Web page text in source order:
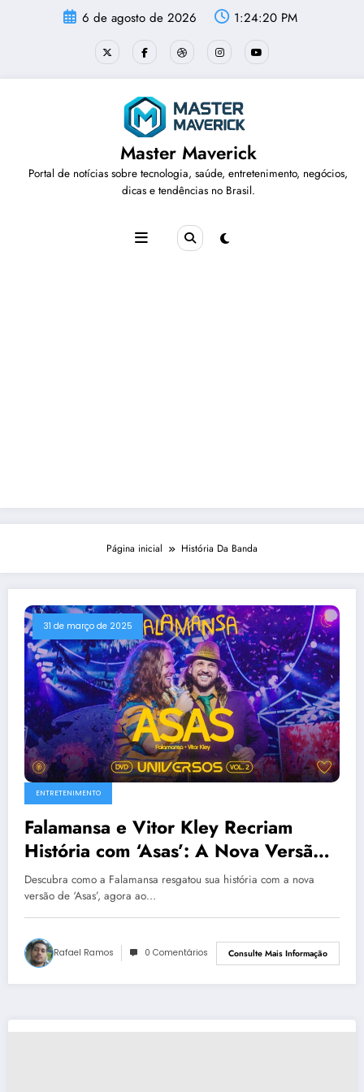
6 de agosto de 2026 1:24:20 PM
Master Maverick
Portal de notícias sobre tecnologia, saúde, entretenimento, negócios,
dicas e tendências no Brasil.
Página inicial História Da Banda
31 de março de 2025
ENTRETENIMENTO
Falamansa e Vitor Kley Recriam
História com ‘Asas’: A Nova Versão
do Clássico que Definiu uma Era
Descubra como a Falamansa resgatou sua história com a nova
versão de ‘Asas’, agora ao…
Rafael Ramos 0 Comentários Consulte Mais Informação